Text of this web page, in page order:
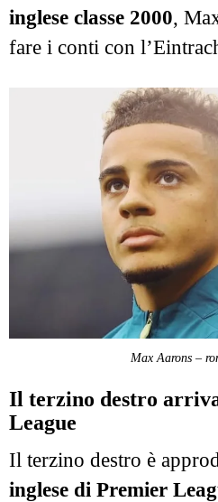
inglese classe 2000,
fare i conti con
Max Aarons –
Il terzino destro
League
Il terzino destro è
inglese di Premier